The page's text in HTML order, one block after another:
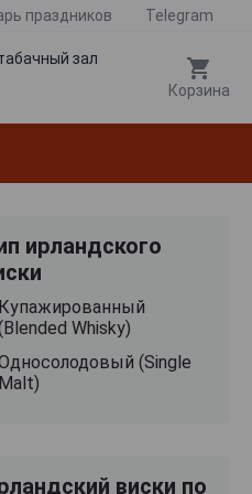
праздников Telegram
зал
Корзина
ирландского
Купажированный
Whisky)
(Single
Malt)
виски по